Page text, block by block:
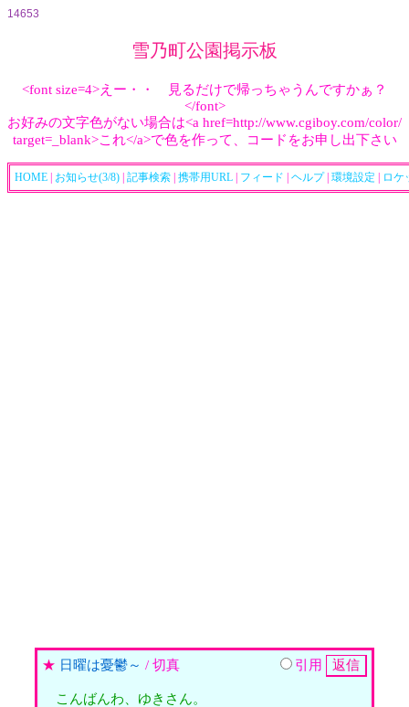
14653
雪乃町公園掲示板
<font size=4>えー・・ 見るだけで帰っちゃうんですかぁ？
</font>
お好みの文字色がない場合は<a href=http://www.cgiboy.com/color/
target=_blank>これ</a>で色を作って、コードをお申し出下さい
HOME | お知らせ(3/8) | 記事検索 | 携帯用URL | フィード | ヘルプ| 環境設定 | ロケ
★ 日曜は憂鬱～ / 切真 引用
こんばんわ、ゆきさん。